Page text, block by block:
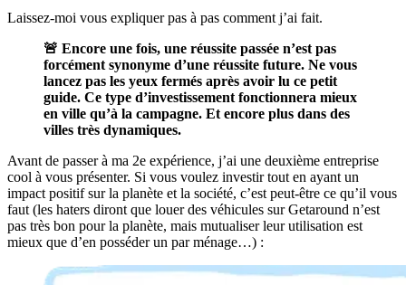
Laissez-moi vous expliquer pas à pas comment j’ai fait.
🚨 Encore une fois, une réussite passée n’est pas
forcément synonyme d’une réussite future. Ne vous
lancez pas les yeux fermés après avoir lu ce petit
guide. Ce type d’investissement fonctionnera mieux
en ville qu’à la campagne. Et encore plus dans des
villes très dynamiques.
Avant de passer à ma 2e expérience, j’ai une deuxième entreprise
cool à vous présenter. Si vous voulez investir tout en ayant un
impact positif sur la planète et la société, c’est peut-être ce qu’il vous
faut (les haters diront que louer des véhicules sur Getaround n’est
pas très bon pour la planète, mais mutualiser leur utilisation est
mieux que d’en posséder un par ménage…) :